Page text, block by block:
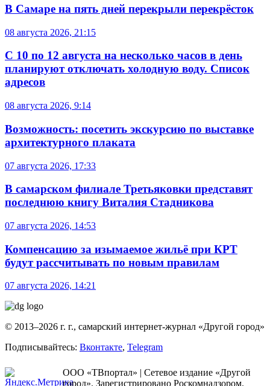
В Самаре на пять дней перекрыли перекрёсток
08 августа 2026, 21:15
С 10 по 12 августа на несколько часов в день
планируют отключать холодную воду. Список
адресов
08 августа 2026, 9:14
Возможность: посетить экскурсию по выставке
архитектурного плаката
07 августа 2026, 17:33
В самарском филиале Третьяковки представят
последнюю книгу Виталия Стадникова
07 августа 2026, 14:53
Компенсацию за изымаемое жильё при КРТ
будут рассчитывать по новым правилам
07 августа 2026, 14:21
© 2013–2026 г. г., самарский интернет-журнал «Другой город»
Подписывайтесь: Вконтакте, Telegram
ООО «ТВпортал» | Сетевое издание «Другой
город». Зарегистрировано Роскомнадзором.